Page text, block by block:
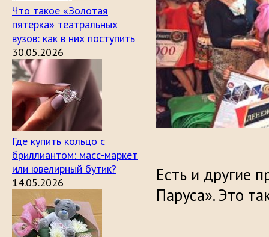
Что такое «Золотая
пятерка» театральных
вузов: как в них поступить
30.05.2026
Где купить кольцо с
бриллиантом: масс-маркет
или ювелирный бутик?
14.05.2026
Есть и другие
Паруса». Это